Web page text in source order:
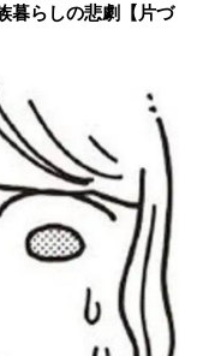
暮らしの悲劇【片づ